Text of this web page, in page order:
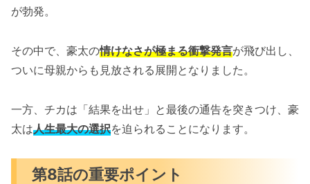
が勃発。
その中で、豪太の情けなさが極まる衝撃発言が飛び出し、
ついに母親からも見放される展開となりました。
一方、チカは「結果を出せ」と最後の通告を突きつけ、豪
太は人生最大の選択を迫られることになります。
第8話の重要ポイント